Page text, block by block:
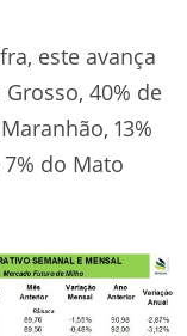
este avança
40% de
13%
7% do Mato